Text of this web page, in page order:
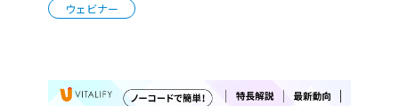
ウェビナー